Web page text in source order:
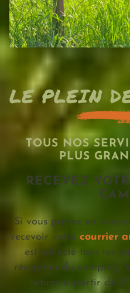
LE PLEIN
TOUS NOS
PLUS
RECEVEZ
Si vous partez en
recevoir votre courrier
est collecté tous les
réception du camping.
retirer à partir de 11